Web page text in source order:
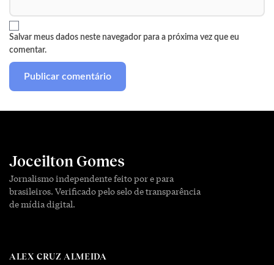
Salvar meus dados neste navegador para a próxima vez que eu
comentar.
Joceilton Gomes
Jornalismo independente feito por e para
brasileiros. Verificado pelo selo de transparência
de mídia digital.
ALEX CRUZ ALMEIDA